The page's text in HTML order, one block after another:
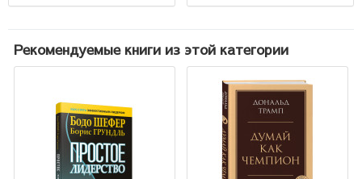
Рекомендуемые книги из этой категории